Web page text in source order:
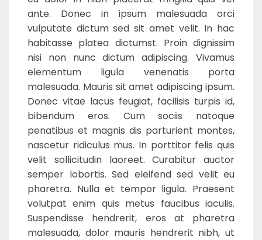
ante. Donec in ipsum malesuada orci
vulputate dictum sed sit amet velit. In hac
habitasse platea dictumst. Proin dignissim
nisi non nunc dictum adipiscing. Vivamus
elementum ligula venenatis porta
malesuada. Mauris sit amet adipiscing ipsum.
Donec vitae lacus feugiat, facilisis turpis id,
bibendum eros. Cum sociis natoque
penatibus et magnis dis parturient montes,
nascetur ridiculus mus. In porttitor felis quis
velit sollicitudin laoreet. Curabitur auctor
semper lobortis. Sed eleifend sed velit eu
pharetra. Nulla et tempor ligula. Praesent
volutpat enim quis metus faucibus iaculis.
Suspendisse hendrerit, eros at pharetra
malesuada, dolor mauris hendrerit nibh, ut